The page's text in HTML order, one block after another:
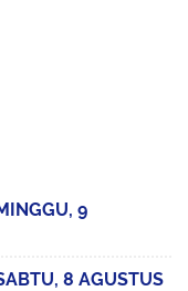
9
8 AGUSTUS